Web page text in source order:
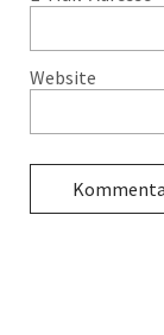
Website